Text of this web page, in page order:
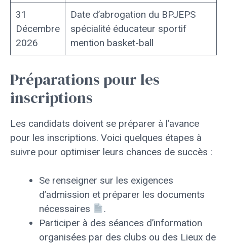
31
Décembre
2026
Date d’abrogation du BPJEPS
spécialité éducateur sportif
mention basket-ball
Préparations pour les
inscriptions
Les candidats doivent se préparer à l’avance
pour les inscriptions. Voici quelques étapes à
suivre pour optimiser leurs chances de succès :
Se renseigner sur les exigences
d’admission et préparer les documents
nécessaires
.
Participer à des séances d’information
organisées par des clubs ou des Lieux de